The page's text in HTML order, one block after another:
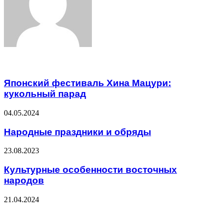
Японский фестиваль Хина Мацури:
кукольный парад
04.05.2024
Народные праздники и обряды
23.08.2023
Культурные особенности восточных
народов
21.04.2024